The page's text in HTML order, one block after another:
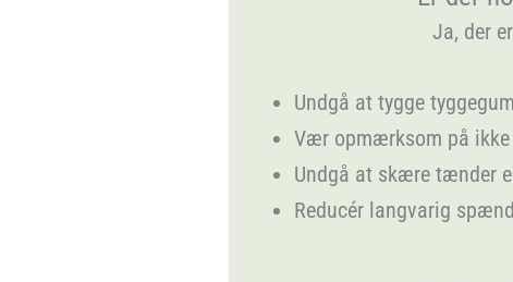
Ja, der
Undgå at tygge
Vær opmærksom på ikke
Undgå at skære tænder
Reducér langvarig